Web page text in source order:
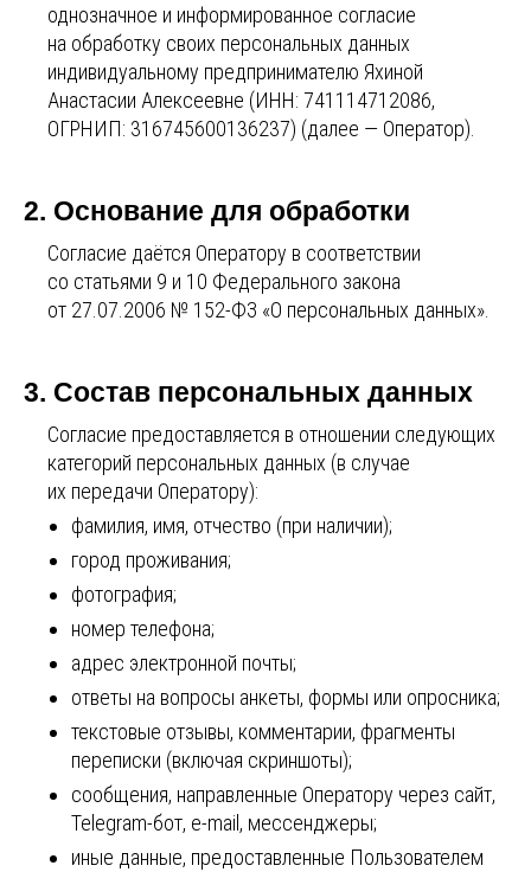
однозначное и информированное согласие
на обработку своих персональных данных
индивидуальному предпринимателю Яхиной
Анастасии Алексеевне (ИНН: 741114712086,
ОГРНИП: 316745600136237) (далее — Оператор).
2. Основание для обработки
Согласие даётся Оператору в соответствии
со статьями 9 и 10 Федерального закона
от 27.07.2006 № 152-ФЗ «О персональных данных».
3. Состав персональных данных
Согласие предоставляется в отношении следующих
категорий персональных данных (в случае
их передачи Оператору):
фамилия, имя, отчество (при наличии);
город проживания;
фотография;
номер телефона;
адрес электронной почты;
ответы на вопросы анкеты, формы или опросника;
текстовые отзывы, комментарии, фрагменты
переписки (включая скриншоты);
сообщения, направленные Оператору через сайт,
Telegram-бот, e-mail, мессенджеры;
иные данные, предоставленные Пользователем